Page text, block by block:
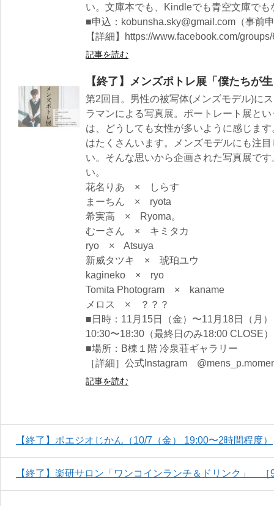
い。文庫本でも、Kindleでも青空文庫でも
■申込：kobunsha.sky@gmail.com（事前
【詳細】https://www.facebook.com/
記事を読む
【終了】メンズポトレ展「僕たちが
第2回目。男性の被写体(メンズモデル)に
ラマンによる写真展。ポートレート展と
は、どうしても女性が多いように感じま
はたくさんいます。メンズモデルにも注
い。そんな思いから企画された写真展で
い。
花名りあ × しらす
まーちん × ryota
希実高 × Ryoma。
むーさん × キミタカ
ryo × Atsuya
新威タツキ × 琥珀ユウ
kagineko × ryo
Tomita Photogram × kaname
メロス × ？？？
■日時：11月15日（金）〜11月18日（月）
10:30〜18:30（最終日のみ18:00 CLOSE）
■場所：B棟１階 冷泉荘ギャラリー
［詳細］公式Instagram
記事を読む
【終了】ポエジオじかん（10/7（金） 19:00〜2時間程度）
【終了】楽研サロン「ワンコインランチ＆ドリンク」